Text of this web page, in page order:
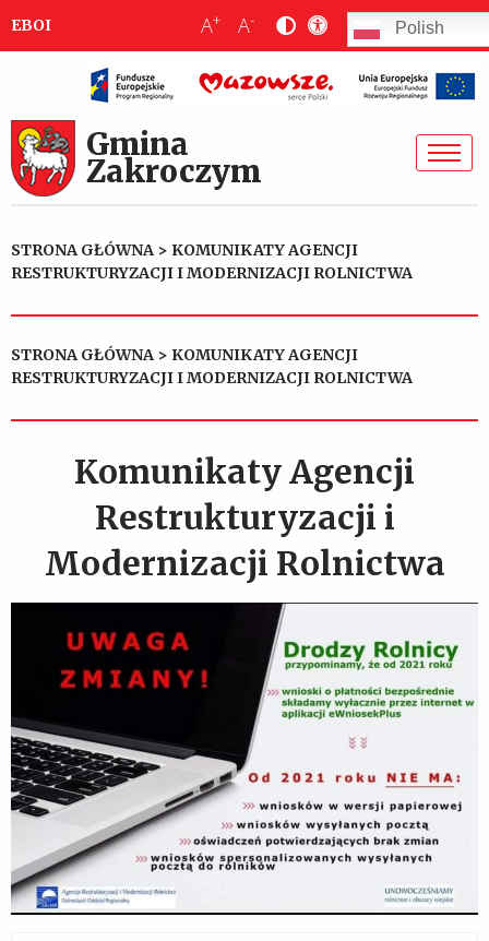
EBOI A+ A- Polish
Gmina
Zakroczym
STRONA GŁÓWNA > KOMUNIKATY AGENCJI
RESTRUKTURYZACJI I MODERNIZACJI ROLNICTWA
STRONA GŁÓWNA > KOMUNIKATY AGENCJI
RESTRUKTURYZACJI I MODERNIZACJI ROLNICTWA
Komunikaty Agencji
Restrukturyzacji i
Modernizacji Rolnictwa